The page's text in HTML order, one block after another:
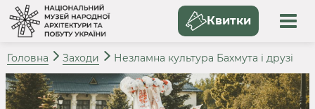
Квитки
Головна Заходи Незламна культура Бахмута і друзі